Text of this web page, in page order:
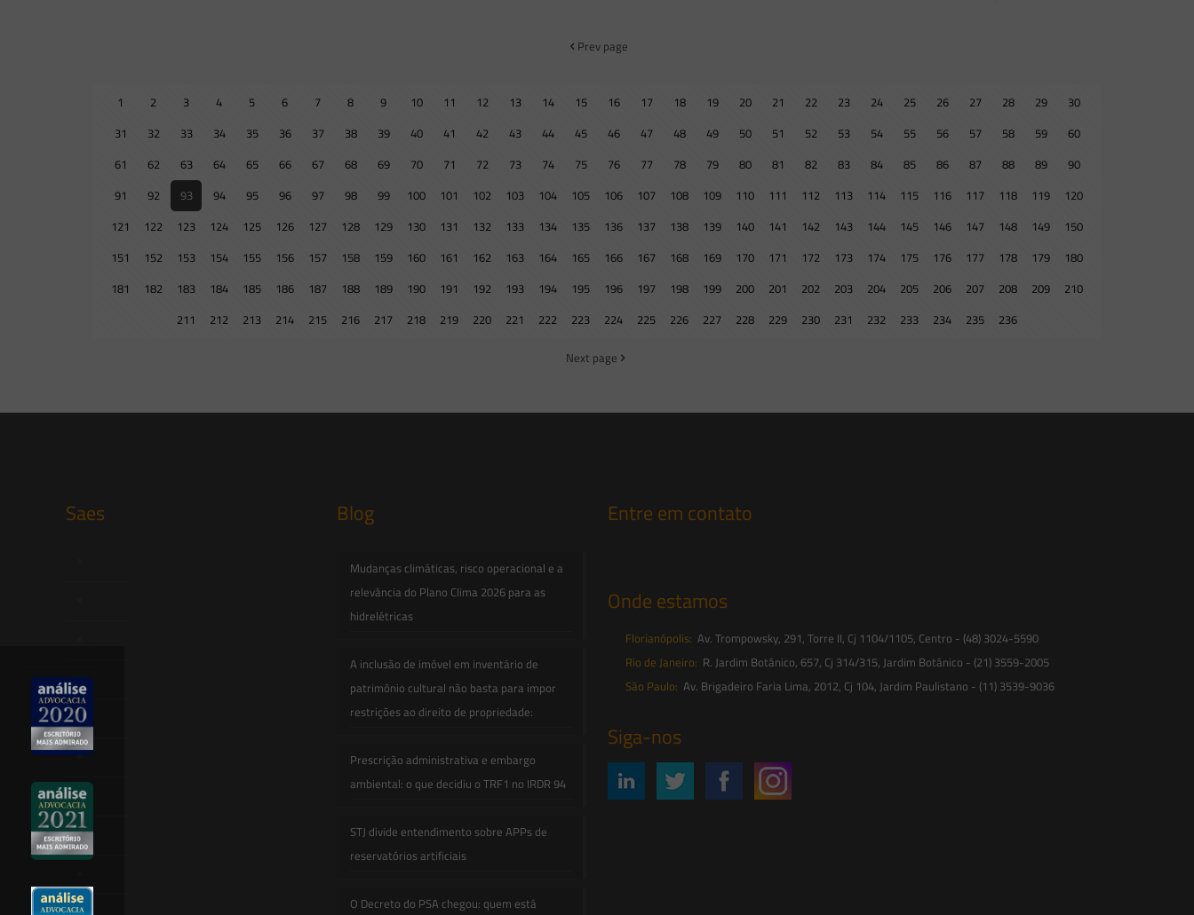
Prev page
1 2 3 4 5 6 7 8 9 10 11 12 13 14 15 16 17 18 19 20 21 22 23 24 25 26 27 28 29
30
31
32 33 34 35 36 37 38 39 40 41 42 43 44 45 46 47 48 49 50 51 52 53 54 55 56 57 58 59
60
61
62 63 64 65 66 67 68 69 70 71 72 73 74 75 76 77 78 79 80 81 82 83 84 85 86 87 88 89
90
91
92 93 94 95 96 97 98 99 100 101 102 103 104 105 106 107 108 109 110 111 112 113 114 115 116 117 118 119
120
121
122 123 124 125 126 127 128 129 130 131 132 133 134 135 136 137 138 139 140 141 142 143 144 145 146 147 148 149
150
151
152 153 154 155 156 157 158 159 160 161 162 163 164 165 166 167 168 169 170 171 172 173 174 175 176 177 178 179
180
181
182 183 184 185 186 187 188 189 190 191 192 193 194 195 196 197 198 199 200 201 202 203 204 205 206 207 208 209
210
211
212 213 214 215 216 217 218 219 220 221 222 223 224 225 226 227 228 229 230 231 232 233 234 235 236
Next page
Saes Blog
Mudanças climáticas, risco operacional e a
relevância do Plano Clima 2026 para as
hidrelétricas
A inclusão de imóvel em inventário de
patrimônio cultural não basta para impor
restrições ao direito de propriedade:
Prescrição administrativa e embargo
ambiental: o que decidiu o TRF1 no IRDR 94
STJ divide entendimento sobre APPs de
reservatórios artificiais
O Decreto do PSA chegou: quem está
Entre em contato
Onde estamos
Florianópolis: Av. Trompowsky, 291, Torre II, Cj 1104/1105, Centro - (48) 3024-5590
Rio de Janeiro: R. Jardim Botânico, 657, Cj 314/315, Jardim Botânico - (21) 3559-2005
São Paulo: Av. Brigadeiro Faria Lima, 2012, Cj 104, Jardim Paulistano - (11) 3539-9036
Siga-nos